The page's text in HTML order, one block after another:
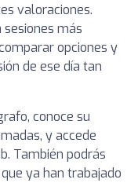
valoraciones.
más
opciones y
de ese día tan
conoce su
y accede
También podrás
ya han trabajado